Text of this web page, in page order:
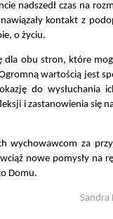
nadszedł czas na
kontakt z
o życiu.
dla obu stron, które
wartością jest
do wysłuchania
i zastanowienia się
wychowawcom za
nowe pomysły na
Domu.
Sandra